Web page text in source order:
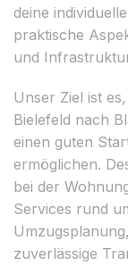
deine
praktische
und
Unser Ziel ist
Bielefeld nach
einen guten
ermöglichen.
bei der
Services rund
zuverlässige